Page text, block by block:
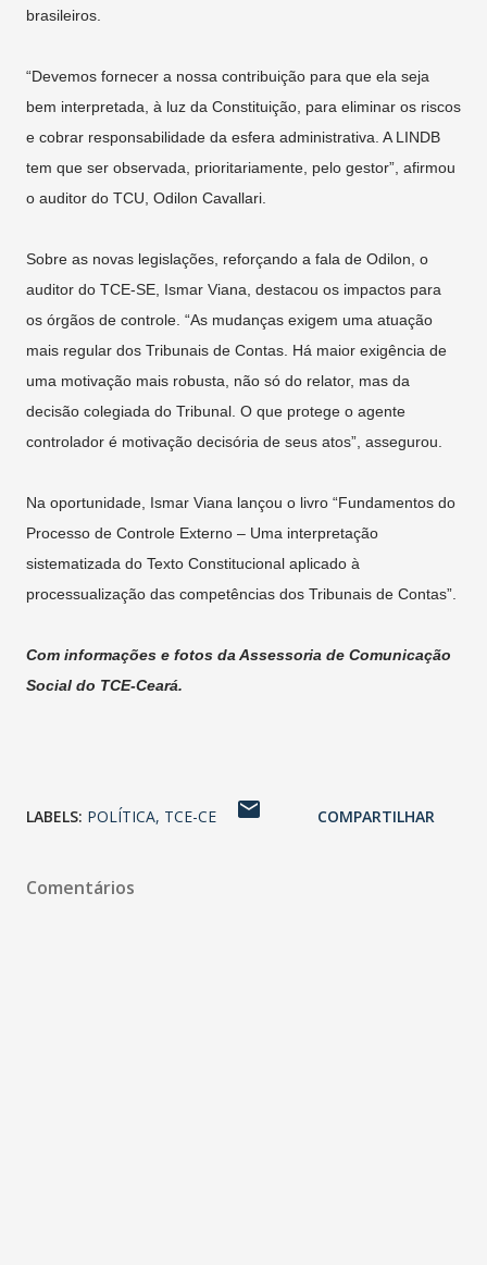
brasileiros.
“Devemos fornecer a nossa contribuição para que ela seja
bem interpretada, à luz da Constituição, para eliminar os riscos
e cobrar responsabilidade da esfera administrativa. A LINDB
tem que ser observada, prioritariamente, pelo gestor”, afirmou
o auditor do TCU, Odilon Cavallari.
Sobre as novas legislações, reforçando a fala de Odilon, o
auditor do TCE-SE, Ismar Viana, destacou os impactos para
os órgãos de controle. “As mudanças exigem uma atuação
mais regular dos Tribunais de Contas. Há maior exigência de
uma motivação mais robusta, não só do relator, mas da
decisão colegiada do Tribunal. O que protege o agente
controlador é motivação decisória de seus atos”, assegurou.
Na oportunidade, Ismar Viana lançou o livro “Fundamentos do
Processo de Controle Externo – Uma interpretação
sistematizada do Texto Constitucional aplicado à
processualização das competências dos Tribunais de Contas”.
Com informações e fotos da Assessoria de Comunicação
Social do TCE-Ceará.
LABELS: POLÍTICA TCE-CE COMPARTILHAR
Comentários